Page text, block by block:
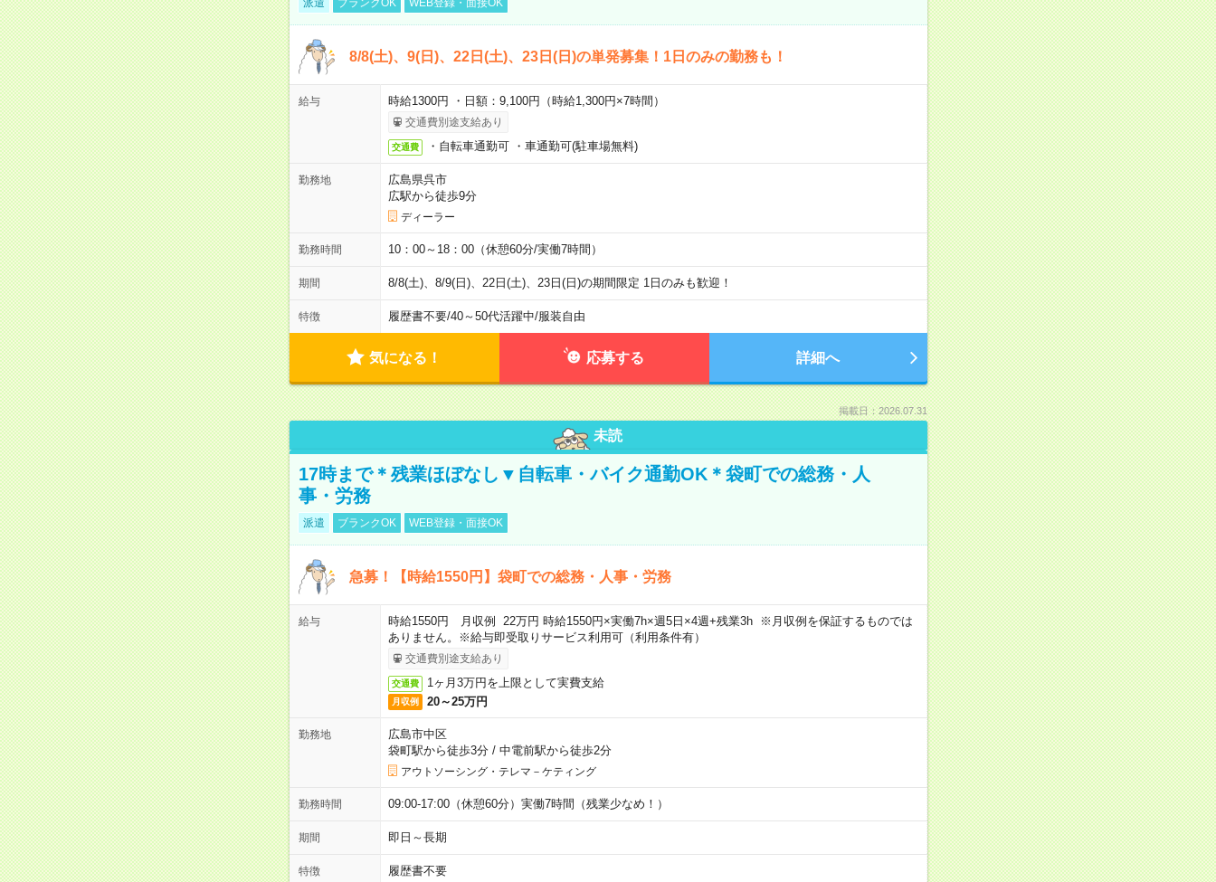
派遣 ブランクOK WEB登録・面接OK
8/8(土)、9(日)、22日(土)、23日(日)の単発募集！1日のみの勤務も！
給与 時給1300円 ・日額：9,100円（時給1,300円×7時間）
交通費別途支給あり
交通費 ・自転車通勤可 ・車通勤可(駐車場無料)
勤務地
広島県呉市
広駅から徒歩9分
ディーラー
勤務時間 10：00～18：00（休憩60分/実働7時間）
期間 8/8(土)、8/9(日)、22日(土)、23日(日)の期間限定 1日のみも歓迎！
特徴 履歴書不要/40～50代活躍中/服装自由
気になる！ 応募する 詳細へ
掲載日：2026.07.31
未読
17時まで＊残業ほぼなし▼自転車・バイク通勤OK＊袋町での総務・人
事・労務
派遣 ブランクOK WEB登録・面接OK
急募！【時給1550円】袋町での総務・人事・労務
給与
時給1550円 月収例 22万円 時給1550円×実働7h×週5日×4週+残業3h ※月収例を保証するものでは
ありません。※給与即受取りサービス利用可（利用条件有）
交通費別途支給あり
交通費 1ヶ月3万円を上限として実費支給
月収例 20～25万円
勤務地
広島市中区
袋町駅から徒歩3分/ 中電前駅から徒歩2分
アウトソーシング・テレマ－ケティング
勤務時間 09:00-17:00（休憩60分）実働7時間（残業少なめ！）
期間 即日～長期
特徴 履歴書不要